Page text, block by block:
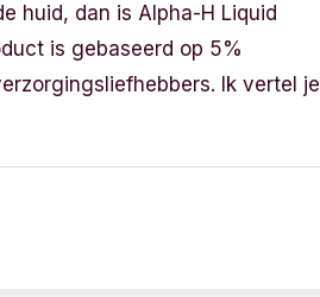
huid, dan is Alpha-H Liquid
is gebaseerd op 5%
Ik vertel je